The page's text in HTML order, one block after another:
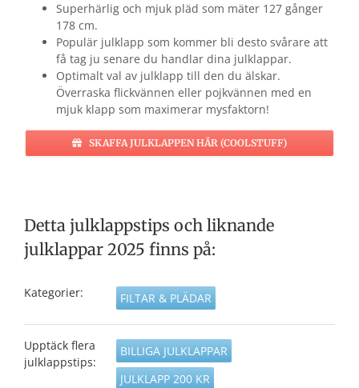
Superhärlig och mjuk pläd som mäter 127 gånger
178 cm.
Populär julklapp som kommer bli desto svårare att
få tag ju senare du handlar dina julklappar.
Optimalt val av julklapp till den du älskar.
Överraska flickvännen eller pojkvännen med en
mjuk klapp som maximerar mysfaktorn!
SKAFFA JULKLAPPEN HÄR (COOLSTUFF)
Detta julklappstips och liknande
julklappar 2025 finns på:
Kategorier: FILTAR & PLÄDAR
Upptäck flera
julklappstips:
BILLIGA JULKLAPPAR
JULKLAPP 200 KR